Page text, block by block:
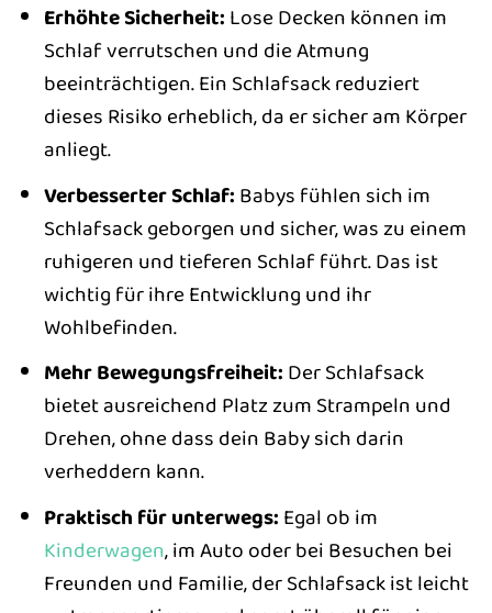
Erhöhte Sicherheit: Lose Decken können im
Schlaf verrutschen und die Atmung
beeinträchtigen. Ein Schlafsack reduziert
dieses Risiko erheblich, da er sicher am Körper
anliegt.
Verbesserter Schlaf: Babys fühlen sich im
Schlafsack geborgen und sicher, was zu einem
ruhigeren und tieferen Schlaf führt. Das ist
wichtig für ihre Entwicklung und ihr
Wohlbefinden.
Mehr Bewegungsfreiheit: Der Schlafsack
bietet ausreichend Platz zum Strampeln und
Drehen, ohne dass dein Baby sich darin
verheddern kann.
Praktisch für unterwegs: Egal ob im
Kinderwagen, im Auto oder bei Besuchen bei
Freunden und Familie, der Schlafsack ist leicht